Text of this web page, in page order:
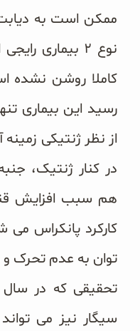
پک سلامتی OAB
کتاب‌های OAB
وبلاگ
نوع ۲ بیماری
کاملا روشن نشده
رسید این بیماری
از نظر ژنتیکی زمینه
در کنار ژنتیک،
هم سبب افزایش
کارکرد پانکراس می
توان به عدم تحرک و
سیگار نیز می